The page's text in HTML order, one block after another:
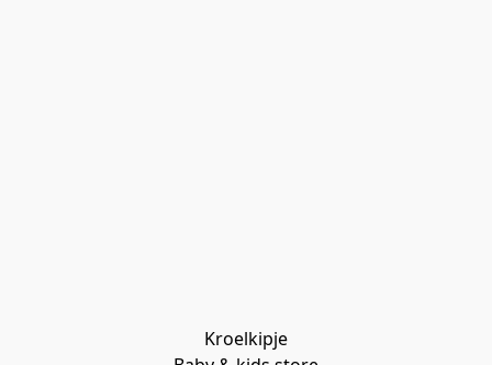
Kroelkipje